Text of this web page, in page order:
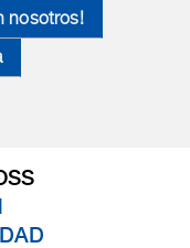
nosotros!